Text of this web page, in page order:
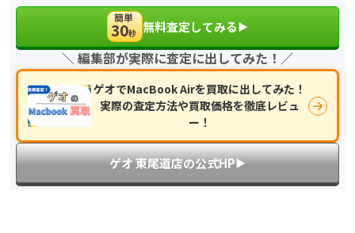
簡単
30秒 無料査定してみる▶︎
ゲオ 東尾道店の公式HP▶︎
＼ 編集部が実際に査定に出してみた！／
ゲオでMacBook Airを買取に出してみた！
実際の査定方法や買取価格を徹底レビュ
ー！